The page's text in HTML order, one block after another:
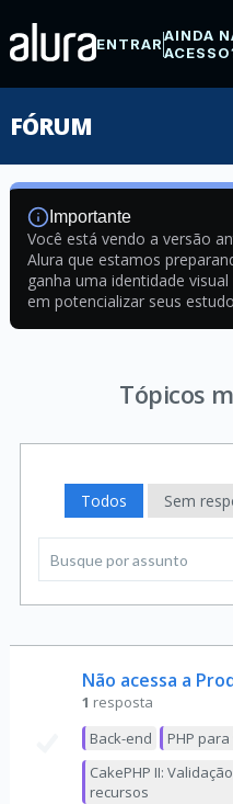
ENTRARAINDA
FÓRUM
Importante
Você está vendo a versão
Alura que estamos
ganha uma identidade
em potencializar seus
Tópicos
Todos Sem
Não acessa a
1 resposta
Back-end
PHP
CakePHP II:
recursos